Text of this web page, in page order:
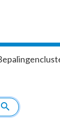
search